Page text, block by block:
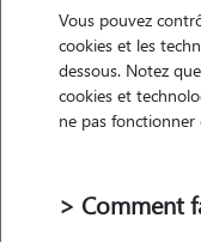
• 47 ans
Garde
chez le Pet Sitter
Vous pouvez
cookies et les
dessous. Notez
cookies et
ne pas
> Comment